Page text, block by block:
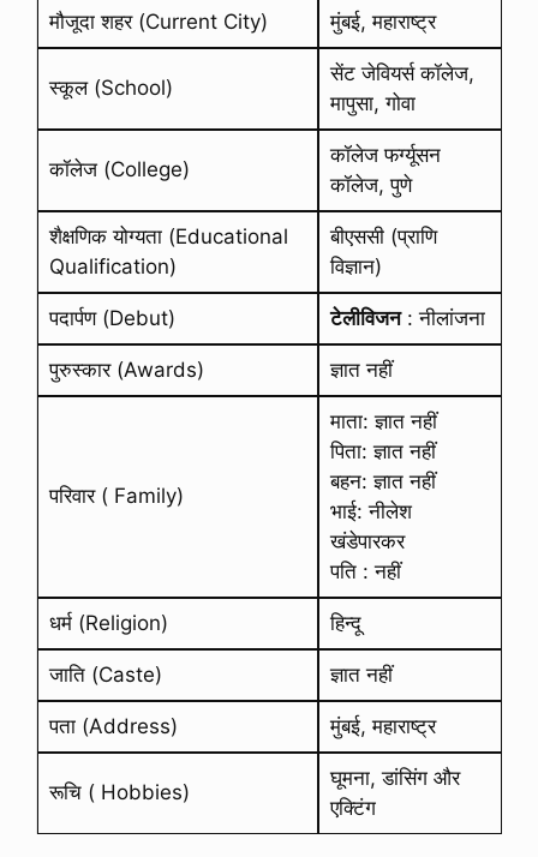
मौजूदा शहर (Current City) मुंबई, महाराष्ट्र
स्कूल (School)
सेंट जेवियर्स कॉलेज,
मापुसा, गोवा
कॉलेज (College)
कॉलेज फर्ग्यूसन
कॉलेज, पुणे
शैक्षणिक योग्यता (Educational
Qualification)
बीएससी (प्राणि
विज्ञान)
पदार्पण (Debut) टेलीविजन: नीलांजना
पुरुस्कार (Awards) ज्ञात नहीं
परिवार ( Family)
माता: ज्ञात नहीं
पिता: ज्ञात नहीं
बहन: ज्ञात नहीं
भाई: नीलेश
खंडेपारकर
पति : नहीं
धर्म (Religion) हिन्दू
जाति (Caste) ज्ञात नहीं
पता (Address) मुंबई, महाराष्ट्र
रूचि ( Hobbies)
घूमना, डांसिंग और
एक्टिंग